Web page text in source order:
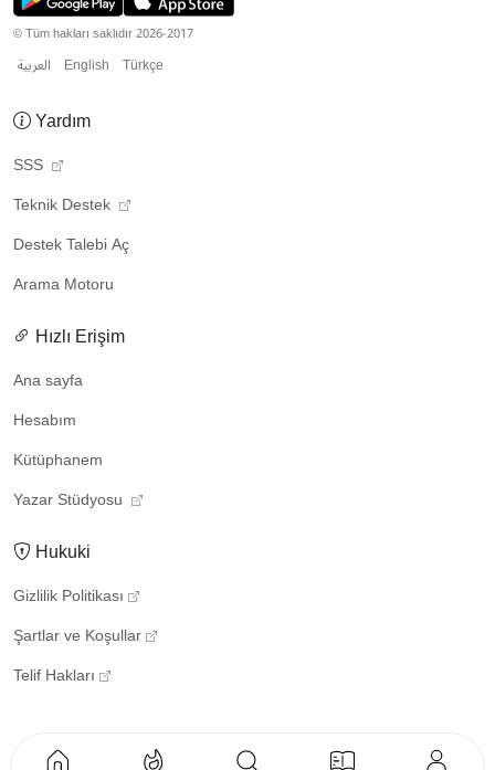
© Tüm hakları saklıdır 2026-2017
العربية English Türkçe
Yardım
SSS
Teknik Destek
Destek Talebi Aç
Arama Motoru
Hızlı Erişim
Ana sayfa
Hesabım
Kütüphanem
Yazar Stüdyosu
Hukuki
Gizlilik Politikası
Şartlar ve Koşullar
Telif Hakları